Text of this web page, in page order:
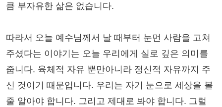
큼 부자유한 삶은 없습니다.
따라서 오늘 예수님께서 날 때부터 눈먼 사람을 고쳐
주셨다는 이야기는 오늘 우리에게 실로 깊은 의미를
줍니다. 육체적 자유 뿐만아니라 정신적 자유까지 주
신 것이기 때문입니다. 우리는 자기 눈으로 세상을 볼
줄 알아야 합니다. 그리고 제대로 봐야 합니다. 그럴